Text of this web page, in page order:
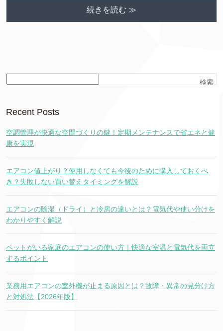
続きを読む ≫
検索
Recent Posts
空調管理が快適な空間づくりの鍵！定期メンテナンスで省エネと健
康を実現
エアコン値上がり？使用しなくても今後のために購入しておくべ
き？失敗しない買い替えタイミングを解説
エアコンの除湿（ドライ）と冷房の違いとは？電気代や使い分けを
わかりやすく解説
ペットがいる家庭のエアコンの使い方｜快適な室温と電気代を両立
するポイント
業務用エアコンの室外機が止まる原因とは？故障・異常の見分け方
と対処法【2026年版】